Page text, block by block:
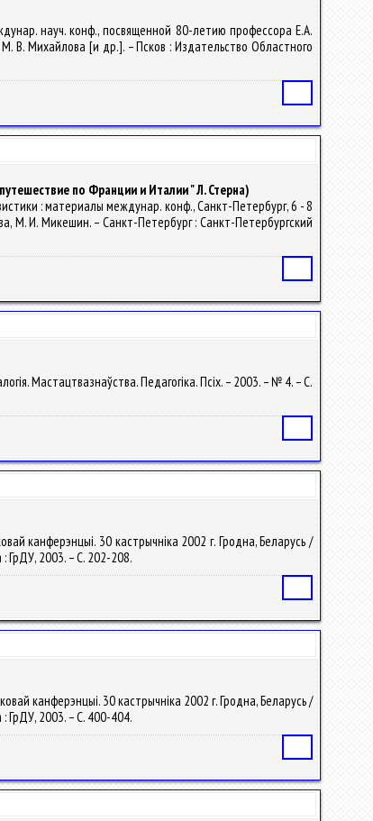
науч. конф., посвященной 80-летию профессора Е.А.
В. Михайлова [и др.]. – Псков : Издательство Областного
по Франции и Италии " Л. Стерна)
: материалы междунар. конф., Санкт-Петербург, 6 - 8
М. И. Микешин. – Санкт-Петербург : Санкт-Петербургский
Мастацтвазнаўства. Педагогіка. Псіх. – 2003. – № 4. – С.
канферэнцыі. 30 кастрычніка 2002 г. Гродна, Беларусь /
ГрДУ, 2003. – С. 202-208.
канферэнцыі. 30 кастрычніка 2002 г. Гродна, Беларусь /
ГрДУ, 2003. – С. 400-404.